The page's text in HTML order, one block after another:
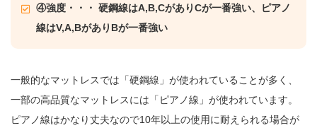
④強度・・・ 硬鋼線はA,B,CがありCが一番強い、ピアノ
線はV,A,BがありBが一番強い
一般的なマットレスでは「硬鋼線」が使われていることが多く、
一部の高品質なマットレスには「ピアノ線」が使われています。
ピアノ線はかなり丈夫なので10年以上の使用に耐えられる場合が